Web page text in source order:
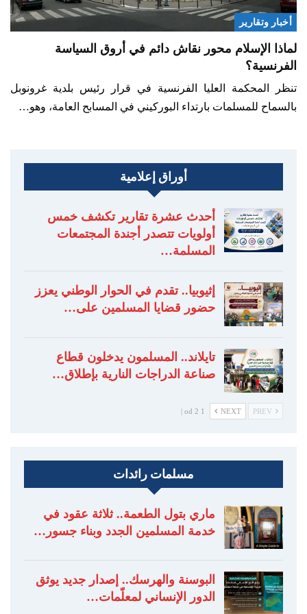
أخبار وتقارير
لماذا الإسلام محور نقاش دائم في أروق السياسة
الفرنسية؟
تنظر المحكمة العليا الفرنسية في قرار رئيس بلدية غرونوبل
بالسماح للمسلمات بارتداء البوركيني في المسابح العامة، وهو…
أوراق إعلامية
أحدث عشرة تقارير تكشف خمس
أولويات تتصدر أجندة المجتمعات
المسلمة…
إثيوبيا.. تقدم في الحوار الوطني يعزز
حضور قضايا المسلمين على…
تايلاند.. المسلمون يدخلون قطاع
صناعة الدراجات النارية بإطلاق…
NEXT
1 od 2 |
مسلمات رائدات
ماري بتول الطعمة.. ثلاثة عقود في
خدمة المسلمين الجدد وبناء جسور…
البوسنة والهرسك.. إصدار جديد يوثق
الدور الإنساني لمعلّمات…